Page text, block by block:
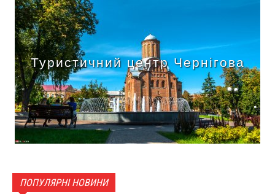
Туристичний центр Чернігова
ПОПУЛЯРНІ НОВИНИ